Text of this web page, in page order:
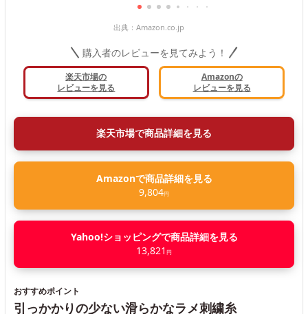
出典： Amazon.co.jp
購入者のレビューを見てみよう！
楽天市場の
レビューを見る
Amazonの
レビューを見る
楽天市場で商品詳細を見る
Amazonで商品詳細を見る
9,804円
Yahoo!ショッピングで商品詳細を見る
13,821 円
おすすめポイント
引っかかりの少ない滑らかなラメ刺繍糸